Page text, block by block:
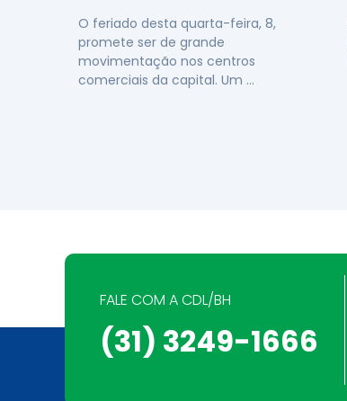
O feriado desta quarta-feira, 8,
promete ser de grande
movimentação nos centros
comerciais da capital. Um …
FALE COM A CDL/BH
(31) 3249-1666